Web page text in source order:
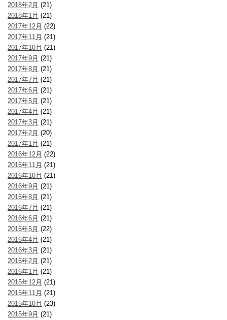
2018年2月 (21)
2018年1月 (21)
2017年12月 (22)
2017年11月 (21)
2017年10月 (21)
2017年9月 (21)
2017年8月 (21)
2017年7月 (21)
2017年6月 (21)
2017年5月 (21)
2017年4月 (21)
2017年3月 (21)
2017年2月 (20)
2017年1月 (21)
2016年12月 (22)
2016年11月 (21)
2016年10月 (21)
2016年9月 (21)
2016年8月 (21)
2016年7月 (21)
2016年6月 (21)
2016年5月 (22)
2016年4月 (21)
2016年3月 (21)
2016年2月 (21)
2016年1月 (21)
2015年12月 (21)
2015年11月 (21)
2015年10月 (23)
2015年9月 (21)